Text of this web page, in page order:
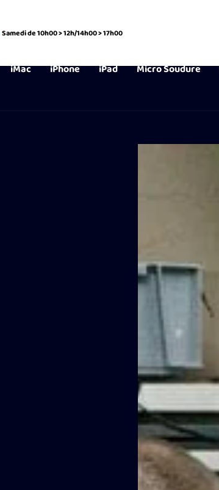
Samedi de 10h00 > 12h/14h00 > 17h00
iMac iPhone iPad Micro Soudure